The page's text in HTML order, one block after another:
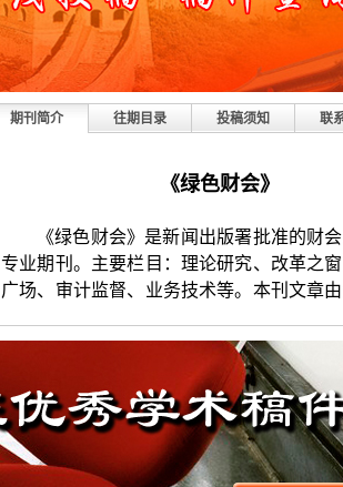
期刊简介 往期目录 投稿须知 联
《绿色财会》
《绿色财会》是新闻出版署批准的财
专业期刊。主要栏目：理论研究、改革之
广场、审计监督、业务技术等。本刊文章
《绿色财会》投稿须知：
1.投稿要求：观点新颖，层次清楚，
练，图表清晰。字数以5600-8000字符（4版
为宜。署名不超过3人。第一作者附简介。
证无抄袭，严禁一稿多投。编辑部有权对录
进行适当修删（不同意者勿投）。